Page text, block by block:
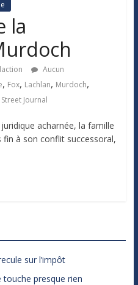
la
Aucun
, Fox, Lachlan, Murdoch,
Journal
acharnée, la famille
à son conflit successoral,
sur l’impôt
touche presque rien